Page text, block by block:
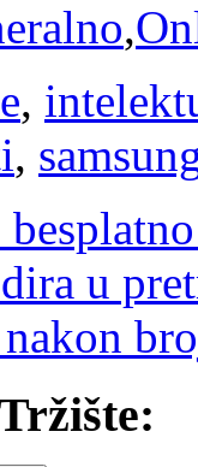
,
,
,
u
nakon